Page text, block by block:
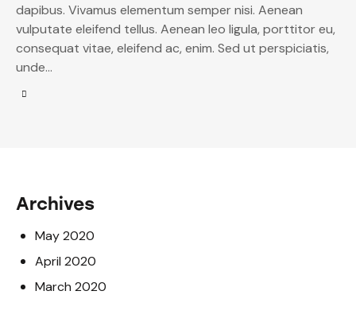
dapibus. Vivamus elementum semper nisi. Aenean
vulputate eleifend tellus. Aenean leo ligula, porttitor eu,
consequat vitae, eleifend ac, enim. Sed ut perspiciatis,
unde…
Archives
May 2020
April 2020
March 2020